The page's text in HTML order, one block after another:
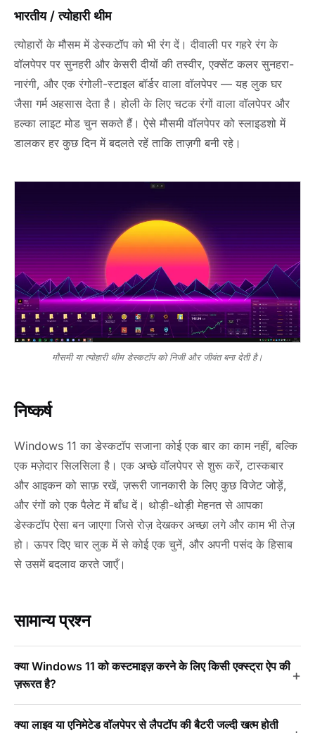
भारतीय / त्योहारी थीम
त्योहारों के मौसम में डेस्कटॉप को भी रंग दें। दीवाली पर गहरे रंग के
वॉलपेपर पर सुनहरी और केसरी दीयों की तस्वीर, एक्सेंट कलर सुनहरा-
नारंगी, और एक रंगोली-स्टाइल बॉर्डर वाला वॉलपेपर — यह लुक घर
जैसा गर्म अहसास देता है। होली के लिए चटक रंगों वाला वॉलपेपर और
हल्का लाइट मोड चुन सकते हैं। ऐसे मौसमी वॉलपेपर को स्लाइडशो में
डालकर हर कुछ दिन में बदलते रहें ताकि ताज़गी बनी रहे।
मौसमी या त्योहारी थीम डेस्कटॉप को निजी और जीवंत बना देती है।
निष्कर्ष
Windows 11 का डेस्कटॉप सजाना कोई एक बार का काम नहीं, बल्कि
एक मज़ेदार सिलसिला है। एक अच्छे वॉलपेपर से शुरू करें, टास्कबार
और आइकन को साफ़ रखें, ज़रूरी जानकारी के लिए कुछ विजेट जोड़ें,
और रंगों को एक पैलेट में बाँध दें। थोड़ी-थोड़ी मेहनत से आपका
डेस्कटॉप ऐसा बन जाएगा जिसे रोज़ देखकर अच्छा लगे और काम भी तेज़
हो। ऊपर दिए चार लुक में से कोई एक चुनें, और अपनी पसंद के हिसाब
से उसमें बदलाव करते जाएँ।
सामान्य प्रश्न
क्या Windows 11 को कस्टमाइज़ करने के लिए किसी एक्स्ट्रा ऐप की
ज़रूरत है?
क्या लाइव या एनिमेटेड वॉलपेपर से लैपटॉप की बैटरी जल्दी खत्म होती